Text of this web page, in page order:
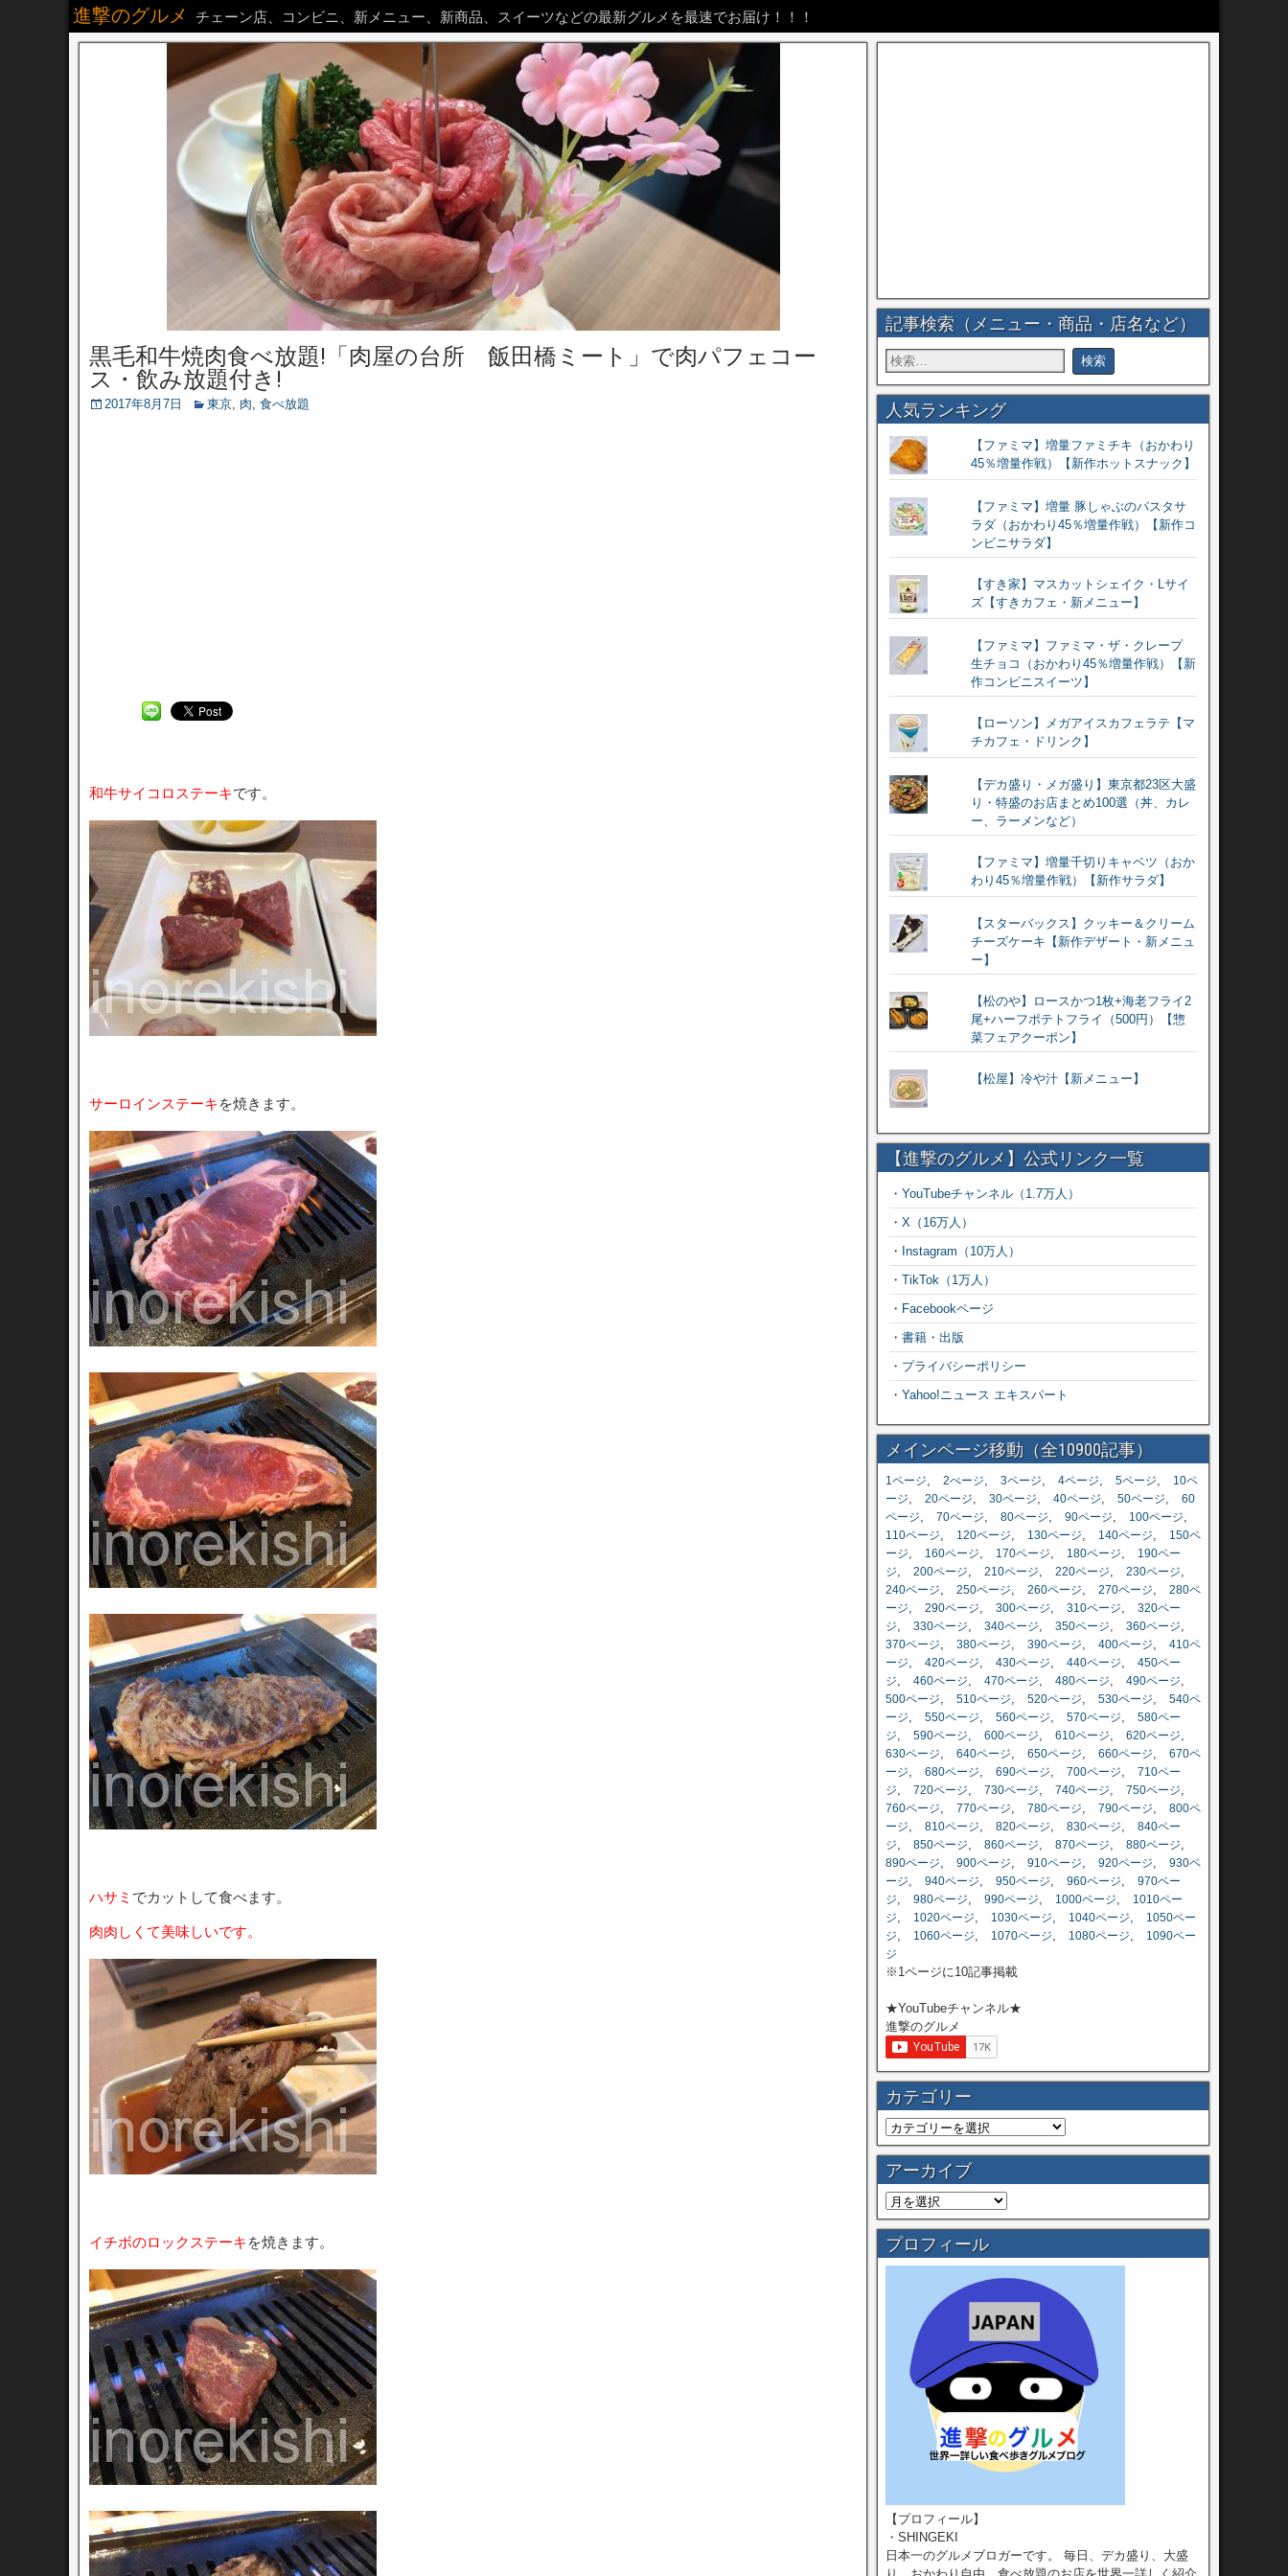
進撃のグルメ チェーン店、コンビニ、新メニュー、新商品、スイーツなどの最新グルメを最速でお届け！！！
黒毛和牛焼肉食べ放題!「肉屋の台所 飯田橋ミート」で肉パフェコー
ス・飲み放題付き!
2017年8月7日 東京, 肉, 食べ放題
和牛サイコロステーキです。
サーロインステーキを焼きます。
ハサミ でカットして食べます。
肉肉しくて美味しいです。
イチボのロックステーキを焼きます。
記事検索（メニュー・商品・店名など）
人気ランキング
【ファミマ】増量ファミチキ（おかわり
45％増量作戦）【新作ホットスナック】
【ファミマ】増量 豚しゃぶのパスタサ
ラダ（おかわり45％増量作戦）【新作コ
ンビニサラダ】
【すき家】マスカットシェイク・Lサイ
ズ【すきカフェ・新メニュー】
【ファミマ】ファミマ・ザ・クレープ
生チョコ（おかわり45％増量作戦）【新
作コンビニスイーツ】
【ローソン】メガアイスカフェラテ【マ
チカフェ・ドリンク】
【デカ盛り・メガ盛り】東京都23区大盛
り・特盛のお店まとめ100選（丼、カレ
ー、ラーメンなど）
【ファミマ】増量千切りキャベツ（おか
わり45％増量作戦）【新作サラダ】
【スターバックス】クッキー＆クリーム
チーズケーキ【新作デザート・新メニュ
ー】
【松のや】ロースかつ1枚+海老フライ2
尾+ハーフポテトフライ（500円）【惣
菜フェアクーポン】
【松屋】冷や汁【新メニュー】
【進撃のグルメ】公式リンク一覧
・ YouTubeチャンネル（1.7万人）
・ X（16万人）
・ Instagram（10万人）
・ TikTok（1万人）
・ Facebookページ
・ 書籍・出版
・ プライバシーポリシー
・ Yahoo!ニュース エキスパート
メインページ移動（全10900記事）
1ページ, 2ぺージ, 3ページ, 4ページ, 5ページ,
10ペ
ージ, 20ページ, 30ページ, 40ページ, 50ページ, 60
ページ, 70ページ, 80ページ, 90ページ, 100ページ,
110ページ, 120ページ, 130ページ, 140ページ,
150ペ
ージ, 160ページ, 170ページ, 180ページ,
190ペー
ジ, 200ページ, 210ページ, 220ページ, 230ページ,
240ページ, 250ページ, 260ページ, 270ページ, 280ペ
ージ, 290ページ, 300ページ, 310ページ, 320ペー
ジ, 330ページ, 340ページ, 350ページ, 360ページ,
370ページ, 380ページ, 390ページ, 400ページ, 410ペ
ージ, 420ページ, 430ページ, 440ページ, 450ペー
ジ, 460ページ, 470ページ, 480ページ, 490ページ,
500ページ, 510ページ, 520ページ, 530ページ, 540ペ
ージ, 550ページ, 560ページ, 570ページ, 580ペー
ジ, 590ページ, 600ページ, 610ページ, 620ページ,
630ページ, 640ページ, 650ページ, 660ページ, 670ペ
ージ, 680ページ, 690ページ, 700ページ, 710ペー
ジ, 720ページ, 730ページ, 740ページ, 750ページ,
760ページ, 770ページ, 780ページ, 790ページ, 800ペ
ージ, 810ページ, 820ページ, 830ページ, 840ペー
ジ, 850ページ, 860ページ, 870ページ, 880ページ,
890ページ, 900ページ, 910ページ, 920ページ, 930ペ
ージ, 940ページ, 950ページ, 960ページ, 970ペー
ジ, 980ページ, 990ページ, 1000ページ,
1010ペー
ジ, 1020ページ, 1030ページ, 1040ページ,
1050ペー
ジ, 1060ページ, 1070ページ, 1080ページ,
1090ペー
ジ
※1ページに10記事掲載
★YouTubeチャンネル★
進撃のグルメ
カテゴリー
アーカイブ
プロフィール
【プロフィール】
・SHINGEKI
日本一のグルメブロガーです。 毎日、デカ盛り、大盛